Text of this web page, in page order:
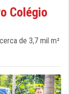
Colégio
de 3,7 mil m²